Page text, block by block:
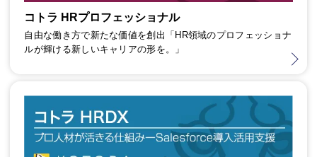
コトラ HRプロフェッショナル
自由な働き方で新たな価値を創出「HR領域のプロフェッショナ
ルが輝ける新しいキャリアの形を。」